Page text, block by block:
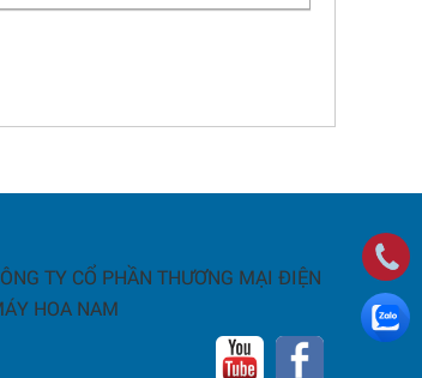
TY CỔ PHẦN THƯƠNG MẠI ĐIỆN
HOA NAM